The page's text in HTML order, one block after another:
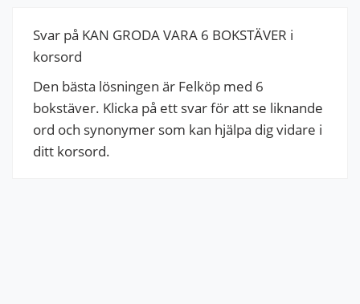
Svar på KAN GRODA VARA 6 BOKSTÄVER i
korsord
Den bästa lösningen är Felköp med 6
bokstäver. Klicka på ett svar för att se liknande
ord och synonymer som kan hjälpa dig vidare i
ditt korsord.